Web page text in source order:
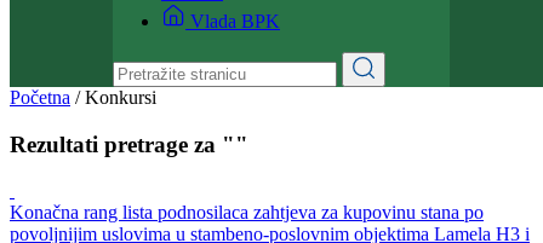
Licence za projektovanje
Pros. plan BPK
Kontakt
Vlada BPK
Konkursi
Rezultati pretrage za ""